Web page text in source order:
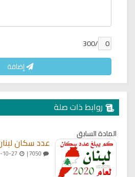
/300
إضافة
روابط ذات صلة
المادة السابق
عدد سكان لبنان